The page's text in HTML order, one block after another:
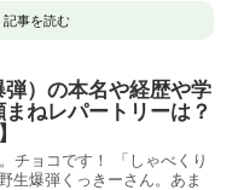
記事を読む
弾）の本名や経歴や学
ねレパートリーは？
チョコです！ 「しゃべくり
生爆弾くっきーさん。あま